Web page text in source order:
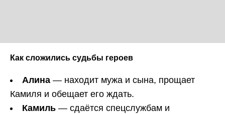
Как сложились судьбы героев
Алина — находит мужа и сына, прощает
Камиля и обещает его ждать.
Камиль — сдаётся спецслужбам и